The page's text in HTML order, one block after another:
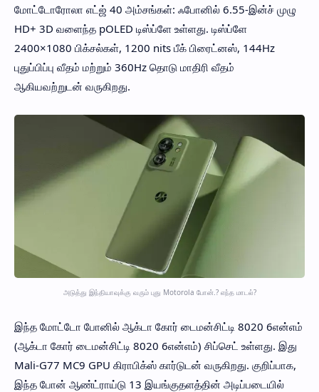
மோட்டோரோலா எட்ஜ் 40 அம்சங்கள்: ஃபோனில் 6.55-இன்ச் முழு
HD+ 3D வளைந்த pOLED டிஸ்ப்ளே உள்ளது. டிஸ்ப்ளே
2400×1080 பிக்சல்கள், 1200 nits பீக் பிரைட்னஸ், 144Hz
புதுப்பிப்பு வீதம் மற்றும் 360Hz தொடு மாதிரி வீதம்
ஆகியவற்றுடன் வருகிறது.
அடுத்து இந்தியாவுக்கு வரும் புது Motorola போன்.? எந்த மாடல்?
இந்த மோட்டோ போனில் ஆக்டா கோர் டைமன்சிட்டி 8020 6என்எம்
(ஆக்டா கோர் டைமன்சிட்டி 8020 6என்எம்) சிப்செட் உள்ளது. இது
Mali-G77 MC9 GPU கிராபிக்ஸ் கார்டுடன் வருகிறது. குறிப்பாக,
இந்த போன் ஆண்ட்ராய்டு 13 இயங்குதளத்தின் அடிப்படையில்